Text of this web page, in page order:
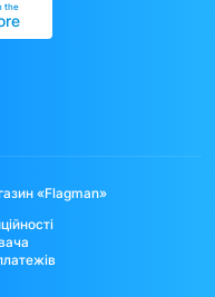
the
«Flagman»